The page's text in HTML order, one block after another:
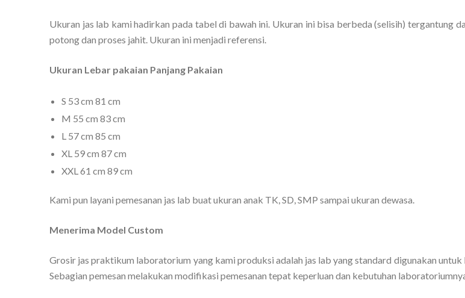
Ukuran jas lab kami hadirkan pada tabel di bawah ini. Ukuran ini bisa berbeda (selisih) tergantung
potong dan proses jahit. Ukuran ini menjadi referensi.
Ukuran Lebar pakaian Panjang Pakaian
S 53 cm 81 cm
M 55 cm 83 cm
L 57 cm 85 cm
XL 59 cm 87 cm
XXL 61 cm 89 cm
Kami pun layani pemesanan jas lab buat ukuran anak TK, SD, SMP sampai ukuran dewasa.
Menerima Model Custom
Grosir jas praktikum laboratorium yang kami produksi adalah jas lab yang standard digunakan
Sebagian pemesan melakukan modifikasi pemesanan tepat keperluan dan kebutuhan